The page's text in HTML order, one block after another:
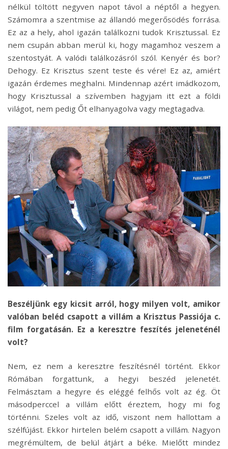
nélkül töltött negyven napot távol a néptől a hegyen.
Számomra a szentmise az állandó megerősödés forrása.
Ez az a hely, ahol igazán találkozni tudok Krisztussal. Ez
nem csupán abban merül ki, hogy magamhoz veszem a
szentostyát. A valódi találkozásról szól. Kenyér és bor?
Dehogy. Ez Krisztus szent teste és vére! Ez az, amiért
igazán érdemes meghalni. Mindennap azért imádkozom,
hogy Krisztussal a szívemben hagyjam itt ezt a földi
világot, nem pedig Őt elhanyagolva vagy megtagadva.
Beszéljünk egy kicsit arról, hogy milyen volt, amikor
valóban beléd csapott a villám a Krisztus Passiója c.
film forgatásán. Ez a keresztre feszítés jeleneténél
volt?
Nem, ez nem a keresztre feszítésnél történt. Ekkor
Rómában forgattunk, a hegyi beszéd jelenetét.
Felmásztam a hegyre és eléggé felhős volt az ég. Öt
másodperccel a villám előtt éreztem, hogy mi fog
történni. Szeles volt az idő, viszont nem hallottam a
szélfújást. Ekkor hirtelen belém csapott a villám. Nagyon
megrémültem, de belül átjárt a béke. Mielőtt mindez